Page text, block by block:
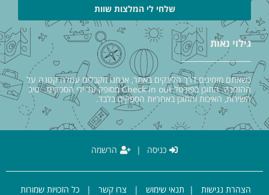
שלחי לי המלצות שוות
גילוי נאות
כשאתם מזמינים דרך הלינקים באתר, אנחנו מקבלים עמלה קטנה על
ההזמנה. התוכן בפורטל Check in out מסופק על ידי הספקים. טיב
השירות, האיכות והתוכן באחריות הספקים בלבד.
כניסה | הרשמה
הצהרת נגישות | תנאי שימוש | צרו קשר | כל הזכויות שמורות